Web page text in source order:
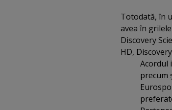
Totodată, în
avea în
Discovery
HD,
Acordul
precum